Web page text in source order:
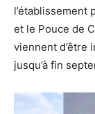
l’établissement
et le Pouce de
viennent d’être
jusqu’à fin